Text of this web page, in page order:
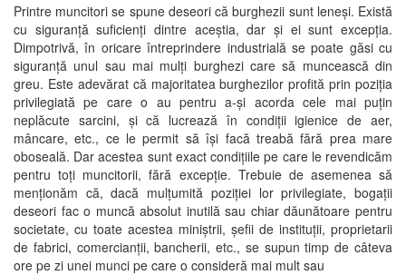
Printre muncitori se spune deseori că burghezii sunt leneși. Există
cu siguranță suficienți dintre aceștia, dar și ei sunt excepția.
Dimpotrivă, în oricare întreprindere industrială se poate găsi cu
siguranță unul sau mai mulți burghezi care să muncească din
greu. Este adevărat că majoritatea burghezilor profită prin poziția
privilegiată pe care o au pentru a-și acorda cele mai puțin
neplăcute sarcini, și că lucrează în condiții igienice de aer,
mâncare, etc., ce le permit să își facă treabă fără prea mare
oboseală. Dar acestea sunt exact condițiile pe care le revendicăm
pentru toți muncitorii, fără excepție. Trebuie de asemenea să
menționăm că, dacă mulțumită poziției lor privilegiate, bogații
deseori fac o muncă absolut inutilă sau chiar dăunătoare pentru
societate, cu toate acestea miniștrii, șefii de instituții, proprietarii
de fabrici, comercianții, bancherii, etc., se supun timp de câteva
ore pe zi unei munci pe care o consideră mai mult sau